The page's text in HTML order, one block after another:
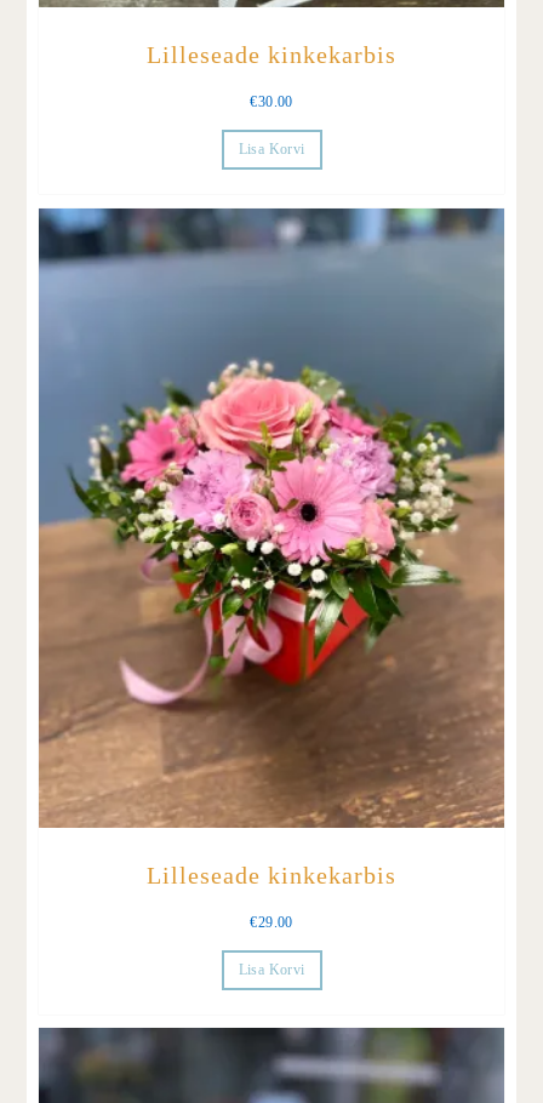
Lilleseade kinkekarbis
€30.00
Lisa Korvi
Lilleseade kinkekarbis
€29.00
Lisa Korvi